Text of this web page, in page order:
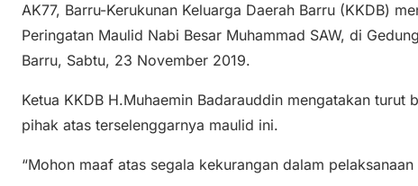
AK77, Barru-Kerukunan Keluarga Daerah Barru (KKDB)
Peringatan Maulid Nabi Besar Muhammad SAW, di
Barru, Sabtu, 23 November 2019.
Ketua KKDB H.Muhaemin Badarauddin mengatakan turut
pihak atas terselenggarnya maulid ini.
“Mohon maaf atas segala kekurangan dalam